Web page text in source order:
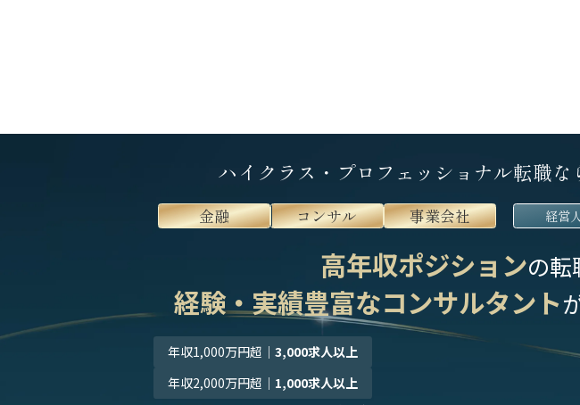
ハイクラス・プロフェッショナル転職な
金融 コンサル 事業会社 経営
高年収ポジションの転
経験・実績豊富なコンサルタント
年収1,000万円超 ｜3,000求人以上
年収2,000万円超 ｜ 1,000求人以上